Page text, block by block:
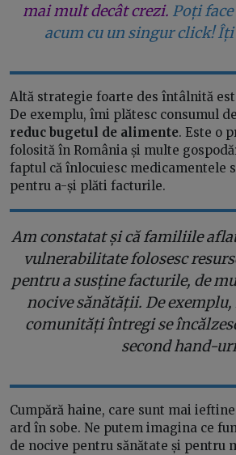
mai mult decât crezi. Poți
acum cu un singur click!
Altă strategie foarte des întâlnită
De exemplu, îmi plătesc consumul
reduc bugetul de alimente. Este o
folosită în România și multe
faptul că înlocuiesc medicamentele
pentru a-și plăti facturile.
Am constatat și că familiile
vulnerabilitate folosesc
pentru a susține facturile, de
nocive sănătății. De exemplu,
comunități întregi se
second hand-
Cumpără haine, care sunt mai
ard în sobe. Ne putem imagina ce
de nocive pentru sănătate și pentru